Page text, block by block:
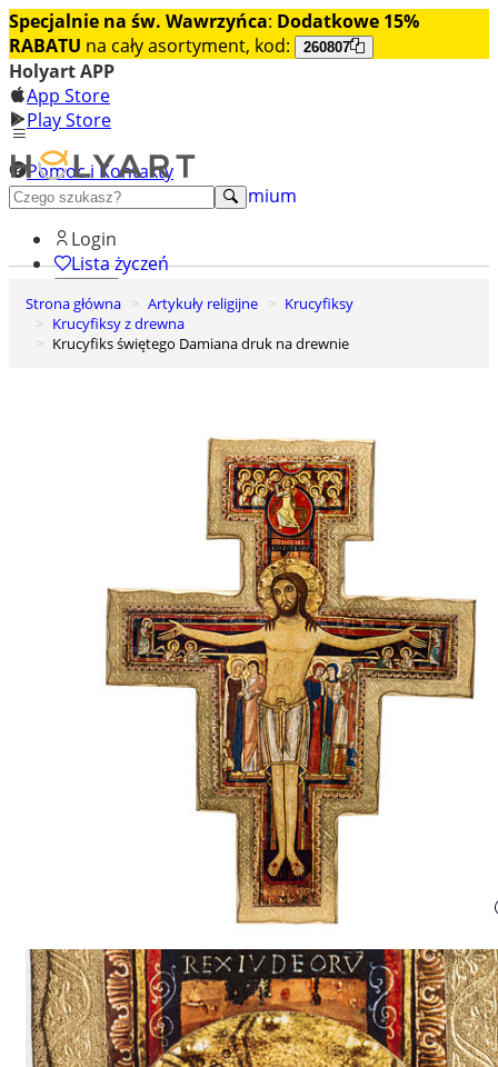
Specjalnie na św. Wawrzyńca: Dodatkowe 15%
RABATU na cały asortyment, kod: 260807
Holyart APP
App Store
Play Store
Pomoc i Kontakty
+48 222 922 860
Odkryj premium
Login
Lista życzeń
0
Koszyk
Strona główna Artykuły religijne
Krucyfiksy
Krucyfiksy z drewna
Krucyfiks świętego Damiana druk na drewnie